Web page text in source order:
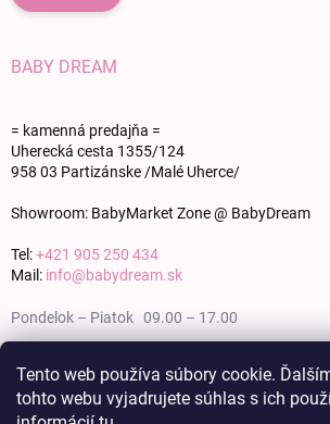
Tento web používa súbory cookie.
tohto webu vyjadrujete súhlas s ich
BABY DREAM
= kamenná predajňa =
Uherecká cesta 1355/124
958 03 Partizánske /Malé Uherce/
Showroom: BabyMarket Zone @ BabyDream
Tel:+421 905 250 434
Mail: info@babydream.sk
Pondelok – Piatok 09.00 – 17.00
Nedeľa zatvorené